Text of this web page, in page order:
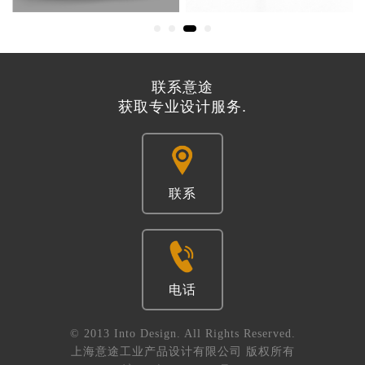
联系意途
获取专业设计服务.
联系
电话
© 2013 Into Design. All Rights Reserved.
上海意途工业产品设计有限公司 版权所有